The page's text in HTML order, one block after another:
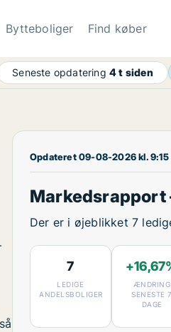
Bytteboliger Find køber
Seneste opdatering4 t siden
Opdateret 09-08-2026 kl. 9:15
Markedsrapport
Der er i øjeblikket 7
7
LEDIGE
ANDELSBOLIGER
ÆNDRING
SENESTE 7
DAGE